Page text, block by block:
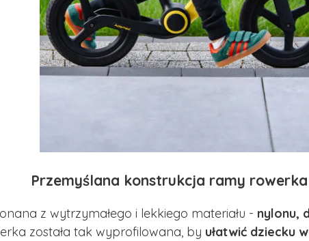
Przemyślana konstrukcja ramy
z wytrzymałego i lekkiego materiału - nylonu,
została tak wyprofilowana, by ułatwić dziecku